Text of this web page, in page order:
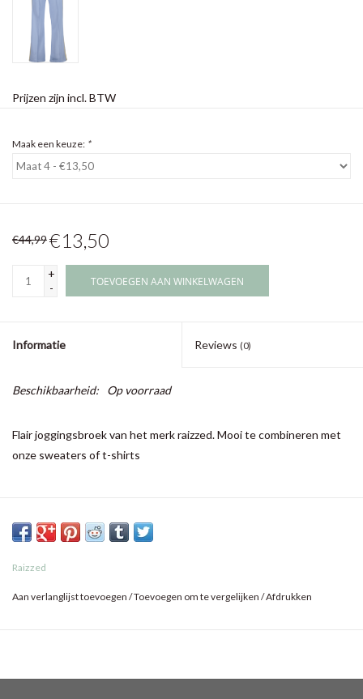
Prijzen zijn incl. BTW
Maak een keuze: *
€44,99€13,50
+
-
TOEVOEGEN AAN WINKELWAGEN
Informatie Reviews (0)
Beschikbaarheid: Op voorraad
Flair joggingsbroek van het merk raizzed. Mooi te combineren met
onze sweaters of t-shirts
Raizzed
Aan verlanglijst toevoegen /Toevoegen om te vergelijken /Afdrukken